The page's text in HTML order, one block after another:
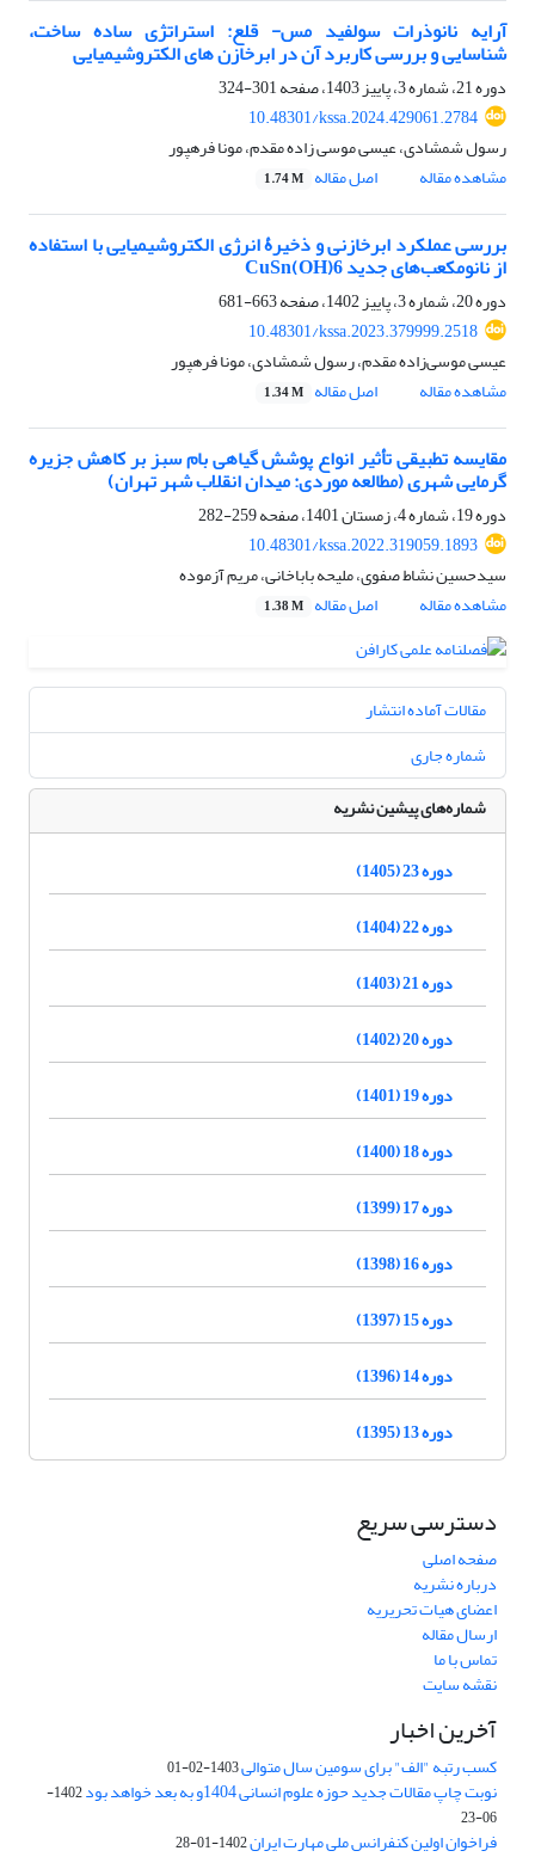
آرایه نانوذرات سولفید مس- قلع: استراتژی ساده ساخت،
شناسایی و بررسی کاربرد آن در ابرخازن های الکتروشیمیایی
دوره 21، شماره 3، پاییز 1403، صفحه
301-324
10.48301/kssa.2024.429061.2784
رسول شمشادی، عیسی موسی زاده مقدم، مونا فرهپور
مشاهده مقاله
اصل مقاله 1.74 M
بررسی عملکرد ابرخازنی و ذخیرۀ انرژی الکتروشیمیایی با استفاده
از نانومکعب‌های جدید CuSn(OH)6
دوره 20، شماره 3، پاییز 1402، صفحه
663-681
10.48301/kssa.2023.379999.2518
عیسی موسی‌زاده مقدم، رسول شمشادی، مونا فرهپور
مشاهده مقاله
اصل مقاله 1.34 M
مقایسه تطبیقی تأثیر انواع پوشش گیاهی بام سبز بر کاهش جزیره
گرمایی شهری (مطالعه موردی: میدان انقلاب شهر تهران)
دوره 19، شماره 4، زمستان 1401، صفحه
259-282
10.48301/kssa.2022.319059.1893
سیدحسین نشاط صفوی، ملیحه باباخانی، مریم آزموده
مشاهده مقاله
اصل مقاله 1.38 M
مقالات آماده انتشار
شماره جاری
شماره‌های پیشین نشریه
دوره 23 (1405)
دوره 22 (1404)
دوره 21 (1403)
دوره 20 (1402)
دوره 19 (1401)
دوره 18 (1400)
دوره 17 (1399)
دوره 16 (1398)
دوره 15 (1397)
دوره 14 (1396)
دوره 13 (1395)
دسترسی سریع
صفحه اصلی
درباره نشریه
اعضای هیات تحریریه
ارسال مقاله
تماس با ما
نقشه سایت
آخرین اخبار
کسب رتبه "الف" برای سومین سال متوالی1403-02-01
نوبت چاپ مقالات جدید حوزه علوم انسانی 1404و به بعد خواهد بود
1402-
06-23
فراخوان اولین کنفرانس ملی مهارت ایران1402-01-28